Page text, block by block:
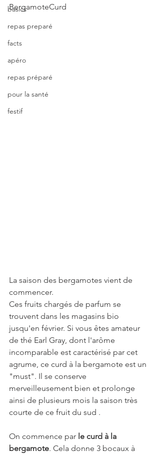
basics
repas preparé
facts
apéro
repas préparé
pour la santé
festif
BergamoteCurd
La saison des bergamotes vient de
commencer.
Ces fruits chargés de parfum se
trouvent dans les magasins bio
jusqu'en février. Si vous êtes amateur
de thé Earl Gray, dont l'arôme
incomparable est caractérisé par cet
agrume, ce curd à la bergamote est un
"must". Il se conserve
merveilleusement bien et prolonge
ainsi de plusieurs mois la saison très
courte de ce fruit du sud .
On commence par le curd à la
bergamote. Cela donne 3 bocaux à